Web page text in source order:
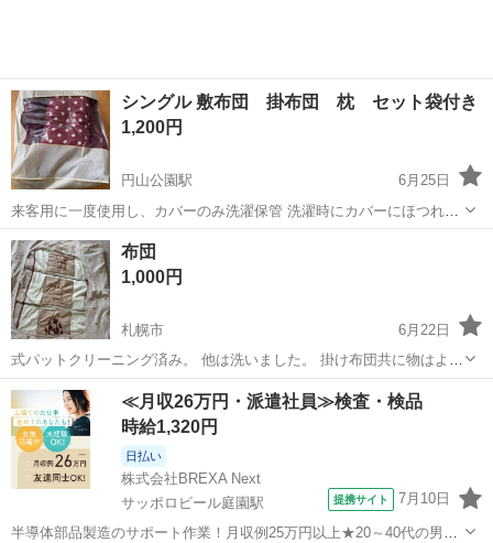
シングル 敷布団 掛布団 枕 セット袋付き
1,200円
円山公園駅
6月25日
来客用に一度使用し、カバーのみ洗濯保管 洗濯時にカバーにほつれ箇
所が何箇所かあります。完全に破れてはいないのですが、ほつれ線が
できています。 布団自体は来客時しか使用してないので状態いい方だ
と思いますが、新品ではないため、神...
北海道 札幌市 円山公園駅
布団
1,000円
札幌市
6月22日
式パットクリーニング済み。 他は洗いました。 掛け布団共に物はよ
く、まだ使用できるので 使われる方がいればお譲りします。 お値下げ
相談乗ります
北海道 札幌市 寝具 掛け布団
≪月収26万円・派遣社員≫検査・検品
時給1,320円
日払い
株式会社BREXA Next
サッポロビール庭園駅
提携サイト 7月10日
半導体部品製造のサポート作業！月収例25万円以上★20～40代の男女